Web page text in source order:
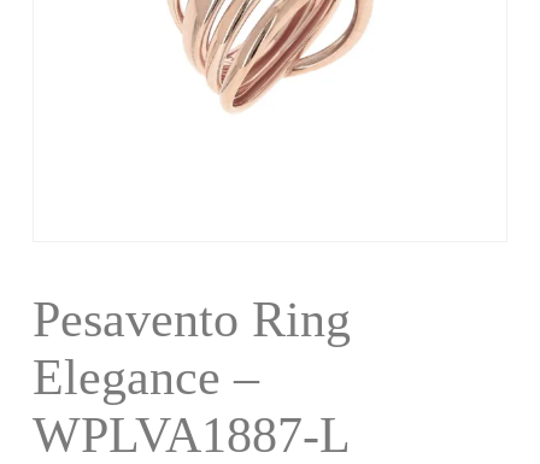
Pesavento Ring
Elegance –
WPLVA1887-L